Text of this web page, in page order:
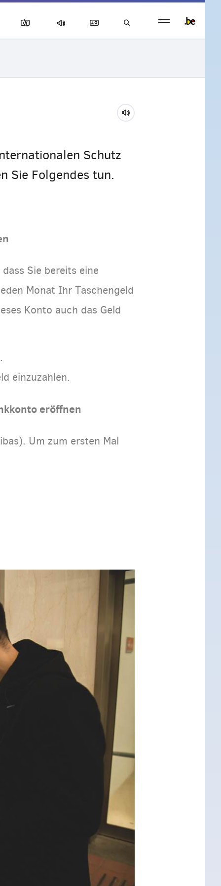
Schutz
Sie Folgendes tun.
Sie bereits eine
Monat Ihr Taschengeld
Konto auch das Geld
einzuzahlen.
eröffnen
Um zum ersten Mal